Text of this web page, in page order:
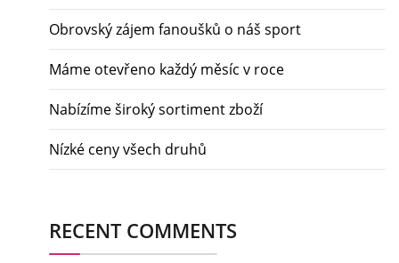
Obrovský zájem fanoušků o náš sport
Máme otevřeno každý měsíc v roce
Nabízíme široký sortiment zboží
Nízké ceny všech druhů
RECENT COMMENTS